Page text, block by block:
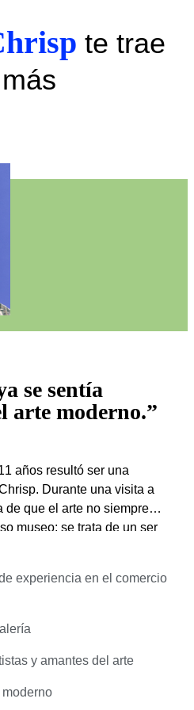
te trae
se sentía
arte moderno.”
años resultó ser una
Durante una visita a
de que el arte no siempre
museo; se trata de un ser
apasionadas y con
mucho éxito a la hora de
que eligió estudiar diseño,
productos que
Anthony comenzó a trabajar
una sólida red de artistas,
experiencia en el comercio
y amantes del arte